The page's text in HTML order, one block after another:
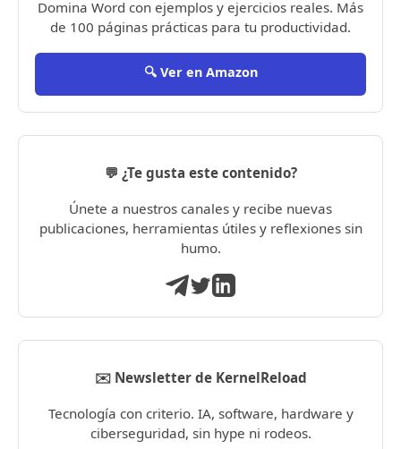
Domina Word con ejemplos y ejercicios reales. Más
de 100 páginas prácticas para tu productividad.
🔍 Ver en Amazon
💬 ¿Te gusta este contenido?
Únete a nuestros canales y recibe nuevas
publicaciones, herramientas útiles y reflexiones sin
humo.
✉️ Newsletter de KernelReload
Tecnología con criterio. IA, software, hardware y
ciberseguridad, sin hype ni rodeos.